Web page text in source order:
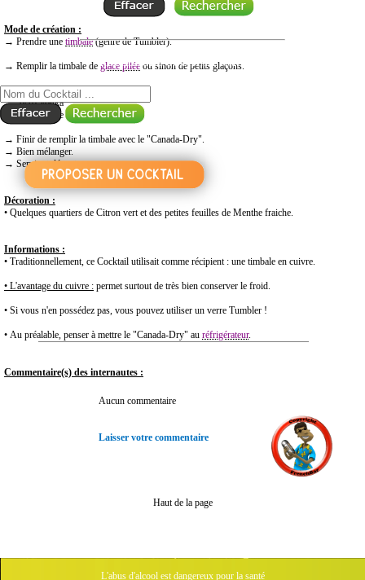
RECHERCHE COCKTAIL PAR NOM
Mode de création :
→ Prendre une timbale(genre de Tumbler).
→ Remplir la timbale de glace pilée ou sinon de petits glaçons.
→Verser directement dans le verre :
- 6/10 Vodka
- 1/10 Jus de Citron jaune
→ Finir de remplir la timbale avec le "Canada-Dry".
→ Bien mélanger.
→ Servir et déguster.
Décoration :
• Quelques quartiers de Citron vert et des petites feuilles de Menthe fraiche.
Informations :
• Traditionnellement, ce Cocktail utilisait comme récipient : une timbale en cuivre.
• L'avantage du cuivre : permet surtout de très bien conserver le froid.
• Si vous n'en possédez pas, vous pouvez utiliser un verre Tumbler !
• Au préalable, penser à mettre le "Canada-Dry" au réfrigérateur.
Commentaire(s) des internautes :
Aucun commentaire
Laisser votre commentaire
Haut de la page
L'abus d'alcool est dangereux pour la santé